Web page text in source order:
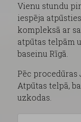
Vienu stundu
iespēja
kompleksā ar
atpūtas telpām
baseinu Rīgā.
Pēc procedūras
Atpūtas telpā,
uzkodas.